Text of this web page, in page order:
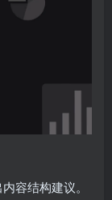
容结构建议。